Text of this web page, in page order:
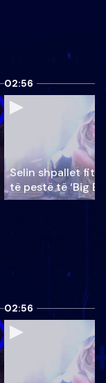
02:56
Selin shpallet
të pestë të ‘Big
02:56